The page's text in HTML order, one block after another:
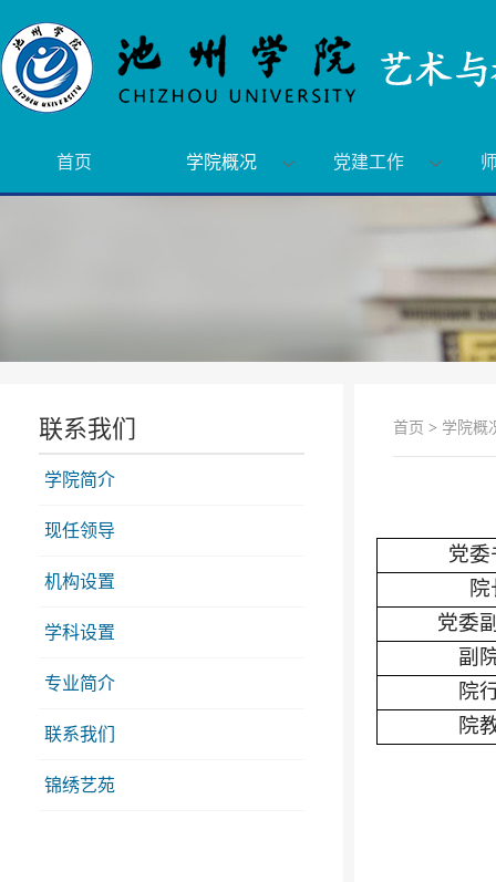
首页 学院概况 党建工作
联系我们
学院简介
现任领导
机构设置
学科设置
专业简介
联系我们
锦绣艺苑
首页 > 学院概
党委
党委
副
院
院